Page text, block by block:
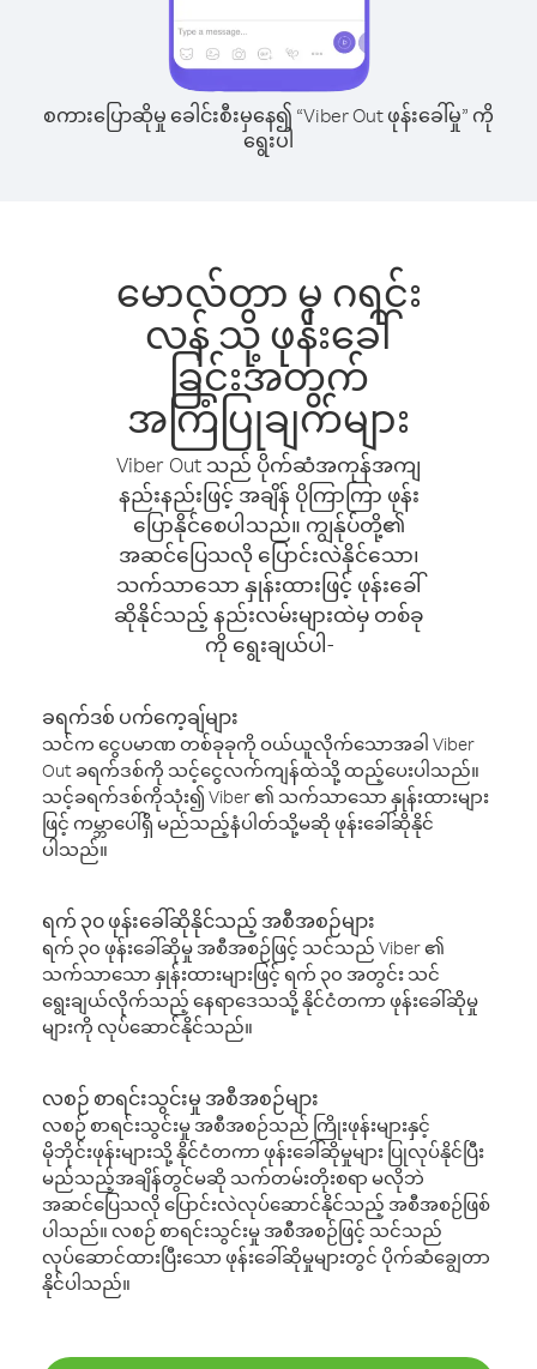
စကားပြောဆိုမှု ခေါင်းစီးမှနေ၍ “Viber Out ဖုန်းခေါ်မှု” ကို
ရွေးပါ
မောလ်တာ မှ ဂရင်း
လန် သို့ ဖုန်းခေါ်
ခြင်းအတွက်
အကြံပြုချက်များ
Viber Out သည် ပိုက်ဆံအကုန်အကျ
နည်းနည်းဖြင့် အချိန် ပိုကြာကြာ ဖုန်း
ပြောနိုင်စေပါသည်။ ကျွန်ုပ်တို့၏
အဆင်ပြေသလို ပြောင်းလဲနိုင်သော၊
သက်သာသော နှုန်းထားဖြင့် ဖုန်းခေါ်
ဆိုနိုင်သည့် နည်းလမ်းများထဲမှ တစ်ခု
ကို ရွေးချယ်ပါ-
ခရက်ဒစ် ပက်ကေ့ချ်များ
သင်က ငွေပမာဏ တစ်ခုခုကို ဝယ်ယူလိုက်သောအခါ Viber
Out ခရက်ဒစ်ကို သင့်ငွေလက်ကျန်ထဲသို့ ထည့်ပေးပါသည်။
သင့်ခရက်ဒစ်ကိုသုံး၍ Viber ၏ သက်သာသော နှုန်းထားများ
ဖြင့် ကမ္ဘာပေါ်ရှိ မည်သည့်နံပါတ်သို့မဆို ဖုန်းခေါ်ဆိုနိုင်
ပါသည်။
ရက် ၃၀ ဖုန်းခေါ်ဆိုနိုင်သည့် အစီအစဉ်များ
ရက် ၃၀ ဖုန်းခေါ်ဆိုမှု အစီအစဉ်ဖြင့် သင်သည် Viber ၏
သက်သာသော နှုန်းထားများဖြင့် ရက် ၃၀ အတွင်း သင်
ရွေးချယ်လိုက်သည့် နေရာဒေသသို့ နိုင်ငံတကာ ဖုန်းခေါ်ဆိုမှု
များကို လုပ်ဆောင်နိုင်သည်။
လစဉ် စာရင်းသွင်းမှု အစီအစဉ်များ
လစဉ် စာရင်းသွင်းမှု အစီအစဉ်သည် ကြိုးဖုန်းများနှင့်
မိုဘိုင်းဖုန်းများသို့ နိုင်ငံတကာ ဖုန်းခေါ်ဆိုမှုများ ပြုလုပ်နိုင်ပြီး
မည်သည့်အချိန်တွင်မဆို သက်တမ်းတိုးစရာ မလိုဘဲ
အဆင်ပြေသလို ပြောင်းလဲလုပ်ဆောင်နိုင်သည့် အစီအစဉ်ဖြစ်
ပါသည်။ လစဉ် စာရင်းသွင်းမှု အစီအစဉ်ဖြင့် သင်သည်
လုပ်ဆောင်ထားပြီးသော ဖုန်းခေါ်ဆိုမှုများတွင် ပိုက်ဆံချွေတာ
နိုင်ပါသည်။